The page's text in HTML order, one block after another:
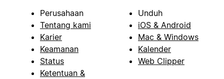
Perusahaan
Tentang kami
Karier
Keamanan
Status
Ketentuan &
Unduh
iOS & Android
Mac & Windows
Kalender
Web Clipper